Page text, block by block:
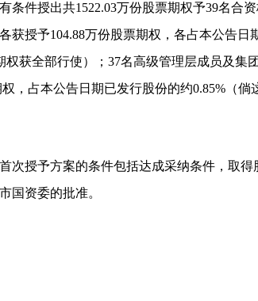
条件授出共1522.03万份股票期权予39名合
获授予104.88万份股票期权，各占本公告日
权获全部行使）；37名高级管理层成员及集
，占本公告日期已发行股份的约0.85%（倘
次授予方案的条件包括达成采纳条件，取得
国资委的批准。